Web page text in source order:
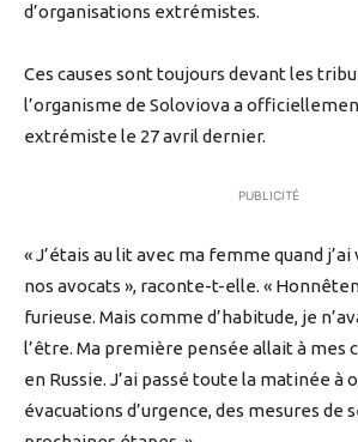
d’organisations extrémistes.
Ces causes sont toujours devant les
l’organisme de Soloviova a
extrémiste le 27 avril dernier.
PUBLICITÉ
« J’étais au lit avec ma femme quand j’ai
nos avocats », raconte-t-elle. «
furieuse. Mais comme d’habitude, je
l’être. Ma première pensée allait à mes
en Russie. J’ai passé toute la matinée à
évacuations d’urgence, des mesures de